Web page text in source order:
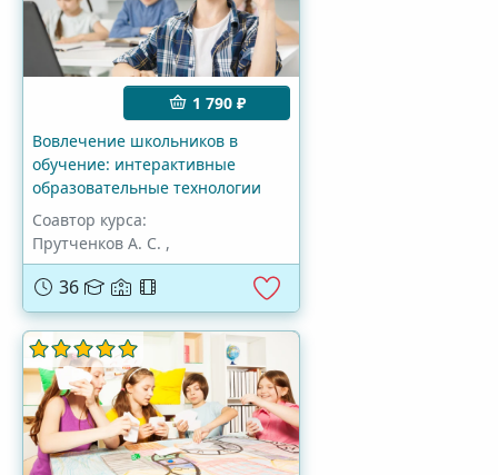
1 790 ₽
Вовлечение школьников в
обучение: интерактивные
образовательные технологии
Соавтор курса:
Прутченков А. С. ,
36